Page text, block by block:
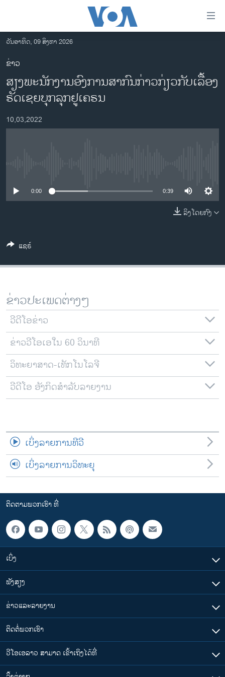
ເຂົ້າ
ຫາ
ຂ້າມ
ຂ້າມ
ຂ້າມ
ໄປ
ຫາ
ຊອກ
ອາເມຣິກາ
ການເລືອກຕັ້ງ ປະທານາທີບໍດີ ສະຫະລັດ 2024
ຂ່າວ​ຈີນ
ຊີວິດຊາວລາວ
ທຸລະກິດ
ພາສາອັງກິດ
ສຽງ
ລາຍການກະຈາຍສຽງ
ລາຍງານ
ຕິດຕາມພວກເຮົາ ທີ່
ພາສາຕ່າງໆ
ວັນອາທິດ, 09 ສິງຫາ 2026
ຂ່າວ
​ສຽງພະ​ນັກ​ງານ​ອົງ​ການ​ສາ​ກົນ​ກ່າວ​ກ່ຽວ​ກັບ​ເລື້ອງ​
ຣັດ​ເຊຍ​ບຸກ​ລຸກ​ຢູ​ເຄ​ຣນ
10,03,2022
0:00 0:39
ລິງໂດຍກົງ
ແຊຣ໌
ຂ່າວປະເພດຕ່າງໆ
ວີດີໂອຂ່າວ
ຂ່າວວີໂອເອໃນ 60 ວິນາທີ
ວິທະຍາສາດ-ເທັກໂນໂລຈີ
ວີດີໂອ ອັງກິດສຳລັບລາຍງານ
ເບິ່ງລາຍການທີວີ
ເບິ່ງລາຍການວິທະຍຸ
ຕິດຕາມພວກເຮົາ ທີ່
ເບິ່ງ
ຟັງສຽງ
ຂ່າວແລະລາຍງານ
ຕິດຕໍ່ພວກເຮົາ
ວີໂອເອລາວ ສາມາດ ເຂົ້າເຖິງໄດ້ທີ່